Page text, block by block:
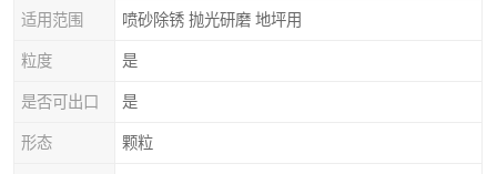
适用范围 喷砂除锈 抛光研磨 地坪用
粒度 是
是否可出口 是
形态 颗粒